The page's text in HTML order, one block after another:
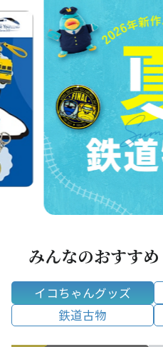
みんなのおすす
イコちゃんグッズ
鉄道古物